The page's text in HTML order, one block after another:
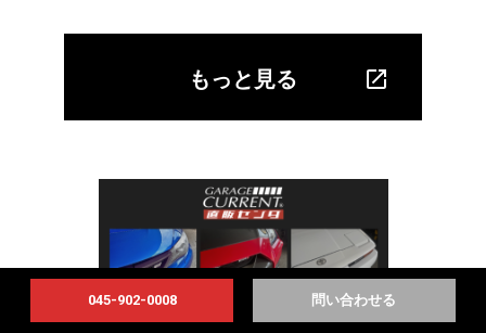
もっと見る
045-902-0008 問い合わせる